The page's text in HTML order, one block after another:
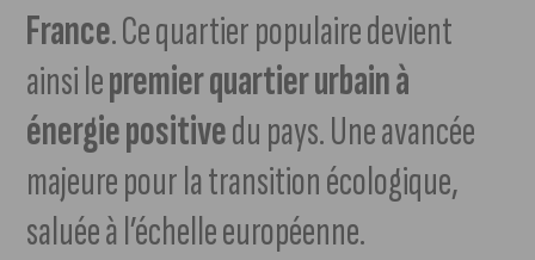
France. Ce quartier populaire devient
ainsi lepremier quartier urbain à
énergie positivedu pays. Une avancée
majeure pour la transition écologique,
saluée à l’échelle européenne.